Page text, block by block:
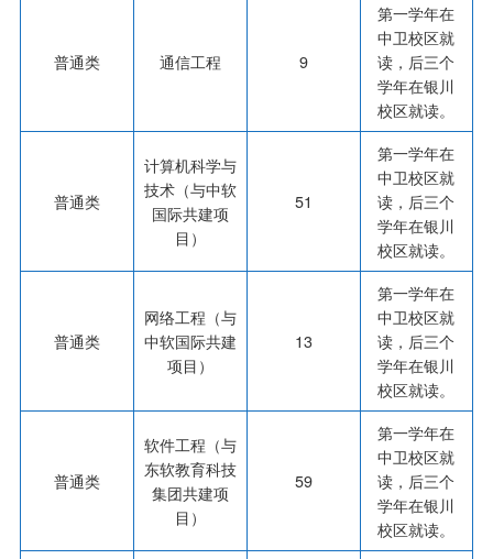
普通类 通信工程 9
第一学年在
中卫校区就
读，后三个
学年在银川
校区就读。
普通类
计算机科学与
技术（与中软
国际共建项
目）
51
第一学年在
中卫校区就
读，后三个
学年在银川
校区就读。
普通类
网络工程（与
中软国际共建
项目）
13
第一学年在
中卫校区就
读，后三个
学年在银川
校区就读。
普通类
软件工程（与
东软教育科技
集团共建项
目）
59
第一学年在
中卫校区就
读，后三个
学年在银川
校区就读。